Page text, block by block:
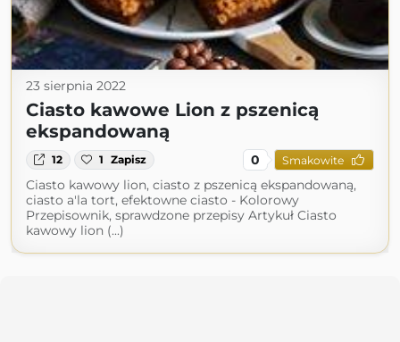
23 sierpnia 2022
Ciasto kawowe Lion z pszenicą
ekspandowaną
12 1 Zapisz 0 Smakowite
Ciasto kawowy lion, ciasto z pszenicą ekspandowaną,
ciasto a'la tort, efektowne ciasto - Kolorowy
Przepisownik, sprawdzone przepisy Artykuł Ciasto
kawowy lion (...)